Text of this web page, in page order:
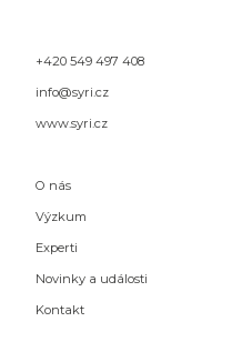
+420 549 497 408
info@syri.cz
www.syri.cz
O nás
Výzkum
Experti
Novinky a události
Kontakt